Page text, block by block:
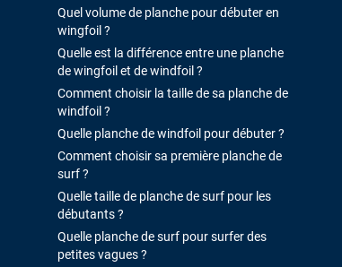
Quel volume de planche pour débuter en
wingfoil ?
Quelle est la différence entre une planche
de wingfoil et de windfoil ?
Comment choisir la taille de sa planche de
windfoil ?
Quelle planche de windfoil pour débuter ?
Comment choisir sa première planche de
surf ?
Quelle taille de planche de surf pour les
débutants ?
Quelle planche de surf pour surfer des
petites vagues ?